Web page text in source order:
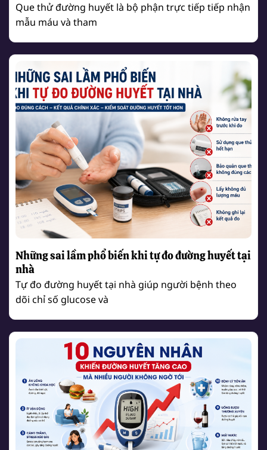
Que thử đường huyết là bộ phận trực tiếp tiếp nhận
mẫu máu và tham
Những sai lầm phổ biến khi tự đo đường huyết tại
nhà
Tự đo đường huyết tại nhà giúp người bệnh theo
dõi chỉ số glucose và